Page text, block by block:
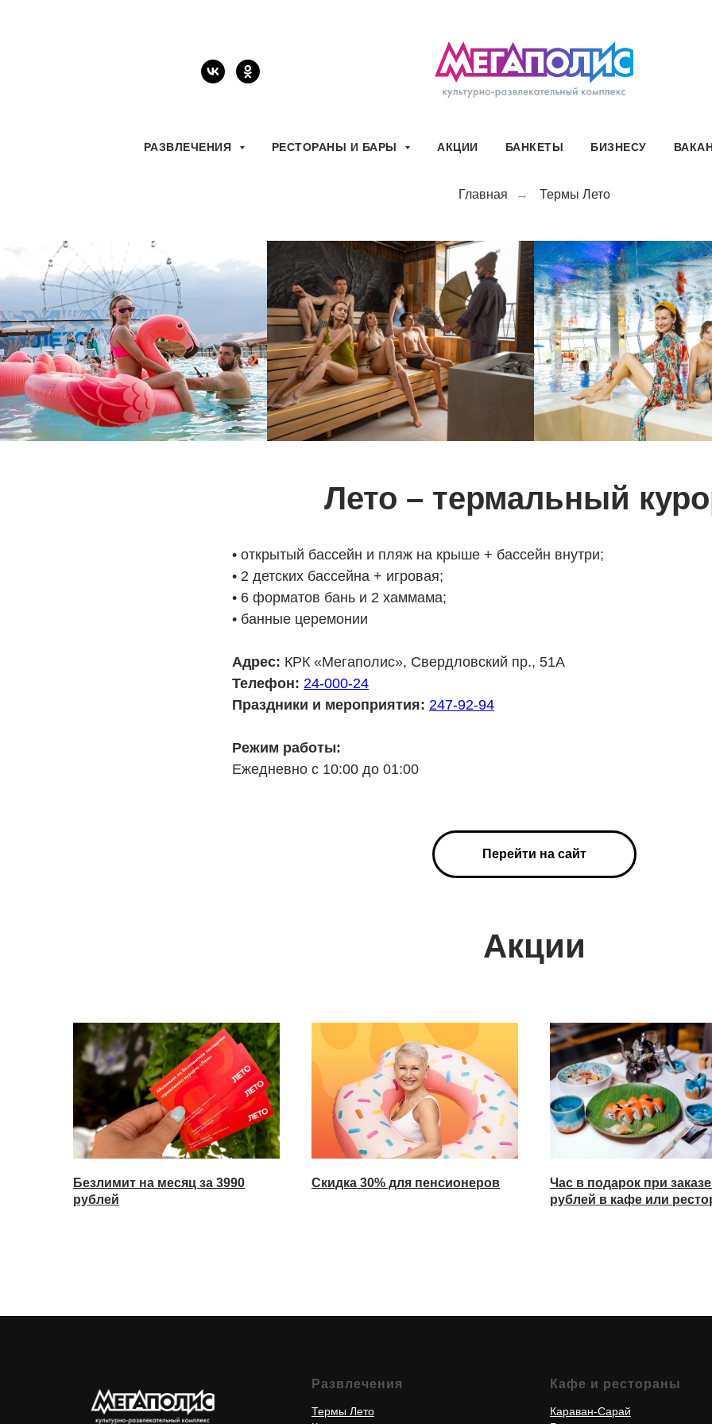
РАЗВЛЕЧЕНИЯ РЕСТОРАНЫ И БАРЫ АКЦИИ БАНКЕТЫ БИЗНЕСУ
Главная → Термы Лето
Лето – термальный
• открытый бассейн и пляж на крыше + бассейн внутри;
• 2 детских бассейна + игровая;
• 6 форматов бань и 2 хаммама;
• банные церемонии
Адрес: КРК «Мегаполис», Свердловский пр., 51А
Телефон: 24-000-24
Праздники и мероприятия: 247-92-94
Режим работы:
Ежедневно с 10:00 до 01:00
Перейти на сайт
Акции
Безлимит на месяц за 3990
рублей
Скидка 30% для пенсионеров
Час в подарок при
рублей в кафе или
Развлечения
Термы Лето
Кафе и рестораны
Караван-Сарай